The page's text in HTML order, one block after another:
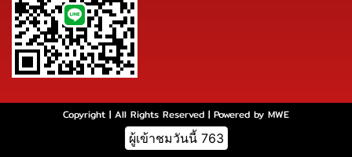
Copyright | All Rights Reserved | Powered by MWE
ผู้เข้าชมวันนี้ 763